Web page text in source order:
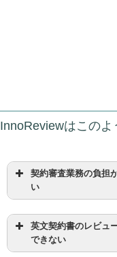
InnoReviewはこの
契約審査業務の負担
い
英文契約書のレビュ
できない